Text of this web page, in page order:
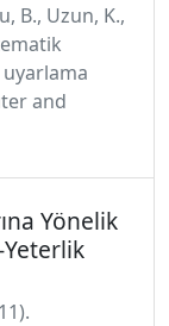
B., Uzun, K.,
uyarlama
and
Yönelik